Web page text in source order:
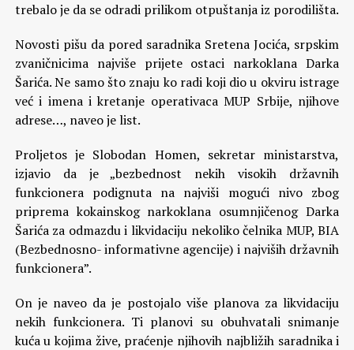
trebalo je da se odradi prilikom otpuštanja iz porodilišta.
Novosti pišu da pored saradnika Sretena Jocića, srpskim
zvaničnicima najviše prijete ostaci narkoklana Darka
Šarića. Ne samo što znaju ko radi koji dio u okviru istrage
već i imena i kretanje operativaca MUP Srbije, njihove
adrese…, naveo je list.
Proljetos je Slobodan Homen, sekretar ministarstva,
izjavio da je „bezbednost nekih visokih državnih
funkcionera podignuta na najviši mogući nivo zbog
priprema kokainskog narkoklana osumnjičenog Darka
Šarića za odmazdu i likvidaciju nekoliko čelnika MUP, BIA
(Bezbednosno- informativne agencije) i najviših državnih
funkcionera”.
On je naveo da je postojalo više planova za likvidaciju
nekih funkcionera. Ti planovi su obuhvatali snimanje
kuća u kojima žive, praćenje njihovih najbližih saradnika i